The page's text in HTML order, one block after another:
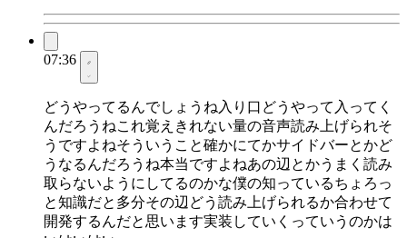
07:36
どうやってるんでしょうね入り口どうやって入ってく
んだろうねこれ覚えきれない量の音声読み上げられそ
うですよねそういうこと確かにてかサイドバーとかど
うなるんだろうね本当ですよねあの辺とかうまく読み
取らないようにしてるのかな僕の知っているちょろっ
と知識だと多分その辺どう読み上げられるか合わせて
開発するんだと思います実装していくっていうのかは